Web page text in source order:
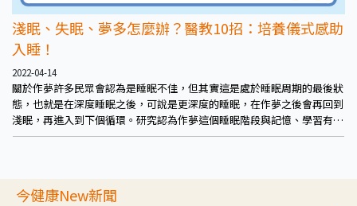
淺眠、失眠、夢多怎麼辦？醫教10招：培養儀式感助
入睡！
2022-04-14
關於作夢許多民眾會認為是睡眠不佳，但其實這是處於睡眠周期的最後狀
態，也就是在深度睡眠之後，可說是更深度的睡眠，在作夢之後會再回到
淺眠，再進入到下個循環。研究認為作夢這個睡眠階段與記憶、學習有
關，且有助消除心理壓力。
今健康New新聞